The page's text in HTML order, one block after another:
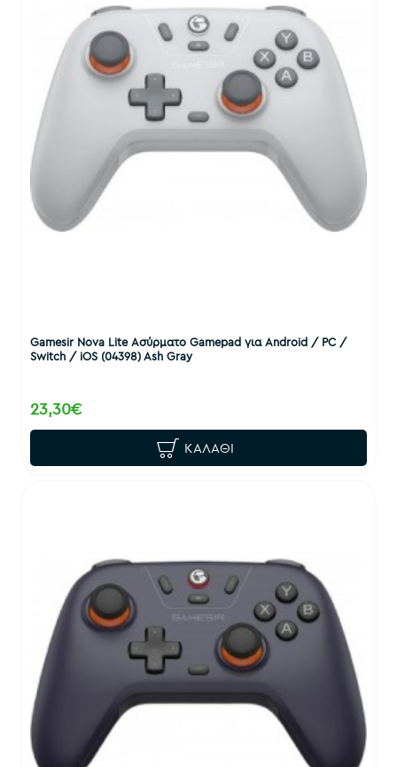
Gamesir Nova Lite Ασύρματο Gamepad για Android / PC /
Switch / iOS (04398) Ash Gray
23,30€
ΚΑΛΆΘΙ